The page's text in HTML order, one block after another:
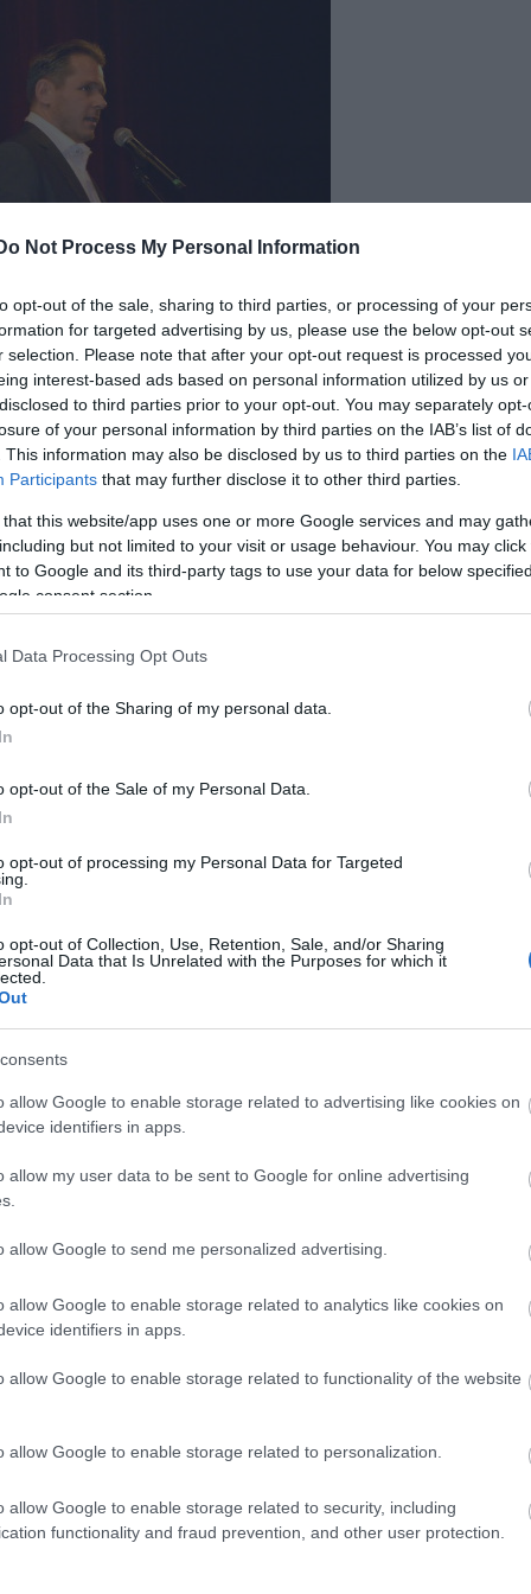
Not Process My Personal Information
opt-out of the sale, sharing to third parties, or processing of your
for targeted advertising by us, please use the below opt-out
selection. Please note that after your opt-out request is processed
interest-based ads based on personal information utilized by us
to third parties prior to your opt-out. You may separately
of your personal information by third parties on the IAB’s list of
This information may also be disclosed by us to third parties on the
Participants that may further disclose it to other third parties.
that this website/app uses one or more Google services and may
but not limited to your visit or usage behaviour. You may
to Google and its third-party tags to use your data for below
consent section.
Data Processing Opt Outs
opt-out of the Sharing of my personal data.
opt-out of the Sale of my Personal Data.
opt-out of processing my Personal Data for Targeted
opt-out of Collection, Use, Retention, Sale, and/or Sharing
Data that Is Unrelated with the Purposes for which it
allow Google to enable storage related to advertising like cookies on
identifiers in apps.
allow my user data to be sent to Google for online advertising
allow Google to send me personalized advertising.
allow Google to enable storage related to analytics like cookies on
identifiers in apps.
allow Google to enable storage related to functionality of the website
allow Google to enable storage related to personalization.
allow Google to enable storage related to security, including
functionality and fraud prevention, and other user protection.
Őze Áron
Pál , a színház főrendezője lépett
munkáját. Kiemelte, hogy 2013-ban,
hogy a munka, amelyet elvállal, ilyen nehéz
idén csináltunk. A generációmnak, és azoknak
mindannyiunknak az az érdeke, hogy a következő
nagy kőszínházak Magyarországon – és
főrendező. „Ünnep ez a mai nap, hiszen az erre
megtartotta” – zárta beszédét
követte, aki sikeres sajtó- és
Pál
pályázati évadról is. „A következő
s azon leszek, hogy még egy ciklus erejéig
Őze Áron.
adta át az Iglódi-emlékgyűrűt - a díjazott
Moór Mariannát,aki a jövő évadban
Ottót, a színház nyugalmazott főügyelőjét, aki
szeressétek az ügyelőt, mert nélküle nem
Breuer Ottó.
amelyek díjazottjairól minden évben a
az idén Jászai Mari-díjjal jutalmazott